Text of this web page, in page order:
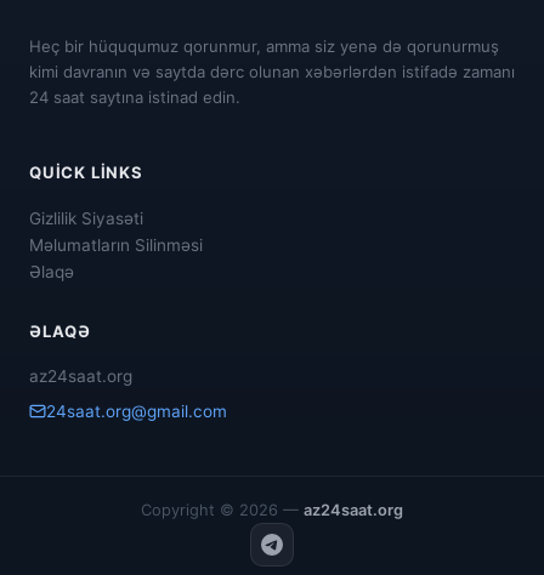
Heç bir hüququmuz qorunmur, amma siz yenə də qorunurmuş
kimi davranın və saytda dərc olunan xəbərlərdən istifadə zamanı
24 saat saytına istinad edin.
QUICK LINKS
Gizlilik Siyasəti
Məlumatların Silinməsi
Əlaqə
ƏLAQƏ
az24saat.org
24saat.org@gmail.com
Copyright © 2026 — az24saat.org